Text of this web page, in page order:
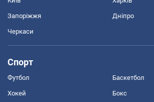
Запоріжжя Дніпро
Черкаси
Спорт
Футбол Баскетбол
Хокей Бокс